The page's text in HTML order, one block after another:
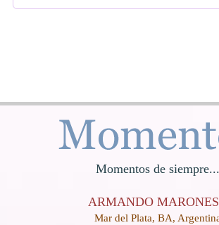
Momentos de siempre...
ARMANDO
Mar del Plata, BA,